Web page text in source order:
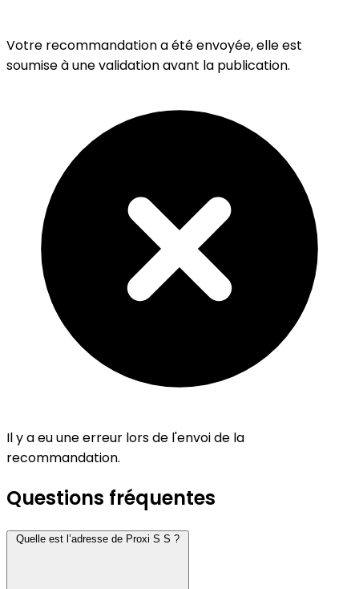
Votre recommandation a été envoyée, elle est
soumise à une validation avant la publication.
Il y a eu une erreur lors de l'envoi de la
recommandation.
Questions fréquentes
Quelle est l’adresse de Proxi S S ?